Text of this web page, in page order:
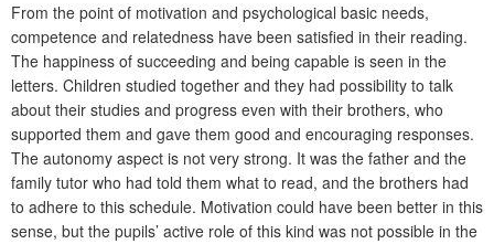
From the point of motivation and psychological basic needs,
competence and relatedness have been satisfied in their reading.
The happiness of succee­ding and being capable is seen in the
letters. Children studied together and they had possibility to talk
about their studies and progress even with their brothers, who
supported them and gave them good and encouraging responses.
The autonomy aspect is not very strong. It was the father and the
family tutor who had told them what to read, and the brothers had
to adhere to this schedule. Motivation could have been better in this
sense, but the pupils’ active role of this kind was not possible in the